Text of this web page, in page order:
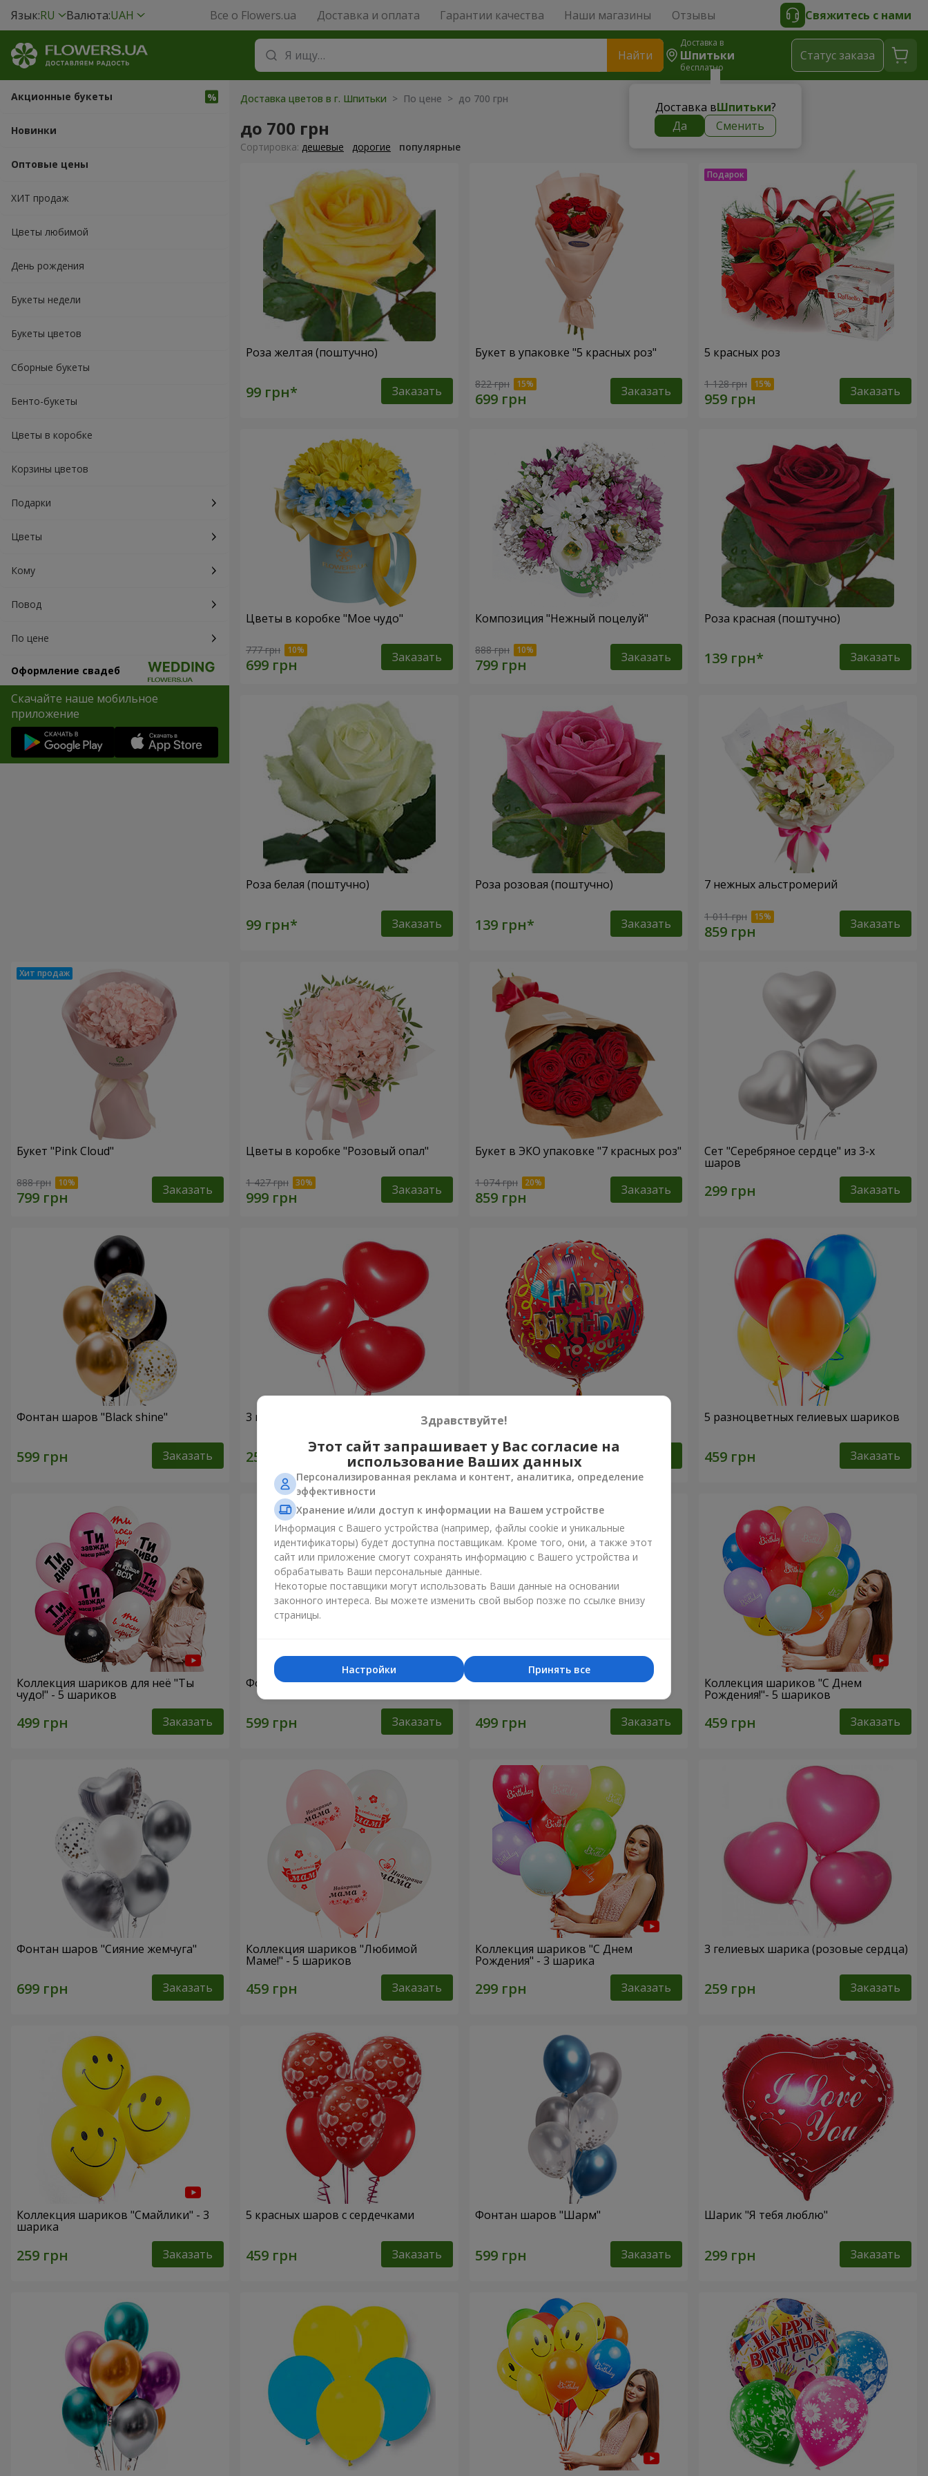
Язык:RU Валюта:UAH Все о Flowers.ua Доставка и оплата Гарантии качества Наши магазины Отзывы Свяжитесь с нами
Найти
Доставка в
Шпитьки
бесплатно
Доставка вШпитьки?
Да
Сменить
Cтатус заказа
Акционные букеты
Новинки
Оптовые цены
ХИТ продаж
Цветы любимой
День рождения
Букеты недели
Букеты цветов
Сборные букеты
Бенто-букеты
Цветы в коробке
Корзины цветов
Подарки
Цветы
Кому
Повод
По цене
Оформление свадеб
Скачайте наше мобильное
приложение
Доставка цветов в г. Шпитьки > По цене > до 700 грн
до 700 грн
Cортировка: дешевые дорогие популярные
Роза желтая (поштучно)
Заказать
Букет в упаковке "5 красных роз"
822 грн Заказать
5 красных роз
1 128 грн Заказать
Цветы в коробке "Мое чудо"
777 грн Заказать
Композиция "Нежный поцелуй"
888 грн Заказать
Роза красная (поштучно)
Заказать
Роза белая (поштучно)
Заказать
Роза розовая (поштучно)
Заказать
7 нежных альстромерий
1 011 грн Заказать
Букет "Pink Cloud"
888 грн Заказать
Цветы в коробке "Розовый опал"
1 427 грн Заказать
Букет в ЭКО упаковке "7 красных роз"
1 074 грн Заказать
Сет "Серебряное сердце" из 3-х
шаров
Заказать
Фонтан шаров "Black shine"
Заказать
3 гелиевых шарика (красные сердца)
Заказать
Шарик "С Днём рождения" 5 разноцветных гелиевых шариков
Заказать
Коллекция шариков для неё "Ты
чудо!" - 5 шариков
Заказать
Фонтан шаров "Нежность"
Заказать
Фонтан шаров “Golden hearts”
Заказать
Коллекция шариков "С Днем
Рождения!"- 5 шариков
Заказать
Фонтан шаров "Сияние жемчуга"
Заказать
Коллекция шариков "Любимой
Маме!" - 5 шариков
Заказать
Коллекция шариков "С Днем
Рождения" - 3 шарика
Заказать
3 гелиевых шарика (розовые сердца)
Заказать
Коллекция шариков "Смайлики" - 3
шарика
Заказать
5 красных шаров с сердечками
Заказать
Фонтан шаров "Шарм"
Заказать
Шарик "Я тебя люблю"
Заказать
Здравствуйте!
Этот сайт запрашивает у Вас согласие на
использование Ваших данных
Персонализированная реклама и контент, аналитика, определение
эффективности
Хранение и/или доступ к информации на Вашем устройстве
Информация с Вашего устройства (например, файлы cookie и уникальные
идентификаторы) будет доступна поставщикам. Кроме того, они, а также этот
сайт или приложение смогут сохранять информацию с Вашего устройства и
обрабатывать Ваши персональные данные.
Некоторые поставщики могут использовать Ваши данные на основании
законного интереса. Вы можете изменить свой выбор позже по ссылке внизу
страницы.
Принять все
Настройки